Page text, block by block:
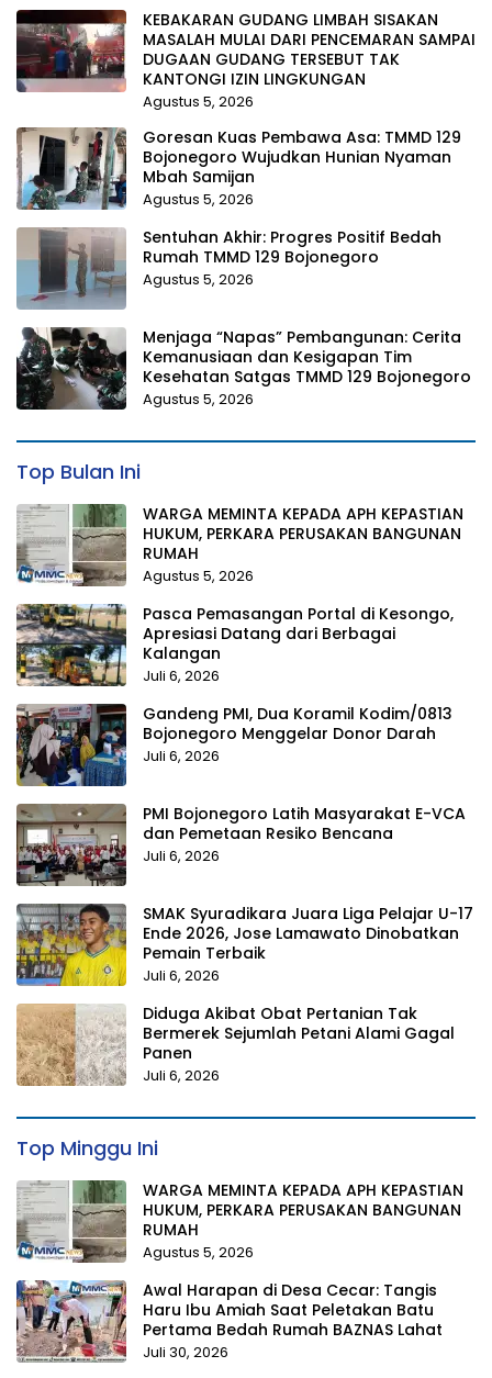
KEBAKARAN GUDANG LIMBAH SISAKAN
MASALAH MULAI DARI PENCEMARAN SAMPAI
DUGAAN GUDANG TERSEBUT TAK
KANTONGI IZIN LINGKUNGAN
Agustus 5, 2026
Goresan Kuas Pembawa Asa: TMMD 129
Bojonegoro Wujudkan Hunian Nyaman
Mbah Samijan
Agustus 5, 2026
Sentuhan Akhir: Progres Positif Bedah
Rumah TMMD 129 Bojonegoro
Agustus 5, 2026
Menjaga “Napas” Pembangunan: Cerita
Kemanusiaan dan Kesigapan Tim
Kesehatan Satgas TMMD 129 Bojonegoro
Agustus 5, 2026
Top Bulan Ini
WARGA MEMINTA KEPADA APH KEPASTIAN
HUKUM, PERKARA PERUSAKAN BANGUNAN
RUMAH
Agustus 5, 2026
Pasca Pemasangan Portal di Kesongo,
Apresiasi Datang dari Berbagai
Kalangan
Juli 6, 2026
Gandeng PMI, Dua Koramil Kodim/0813
Bojonegoro Menggelar Donor Darah
Juli 6, 2026
PMI Bojonegoro Latih Masyarakat E-VCA
dan Pemetaan Resiko Bencana
Juli 6, 2026
SMAK Syuradikara Juara Liga Pelajar U-17
Ende 2026, Jose Lamawato Dinobatkan
Pemain Terbaik
Juli 6, 2026
Diduga Akibat Obat Pertanian Tak
Bermerek Sejumlah Petani Alami Gagal
Panen
Juli 6, 2026
Top Minggu Ini
WARGA MEMINTA KEPADA APH KEPASTIAN
HUKUM, PERKARA PERUSAKAN BANGUNAN
RUMAH
Agustus 5, 2026
Awal Harapan di Desa Cecar: Tangis
Haru Ibu Amiah Saat Peletakan Batu
Pertama Bedah Rumah BAZNAS Lahat
Juli 30, 2026